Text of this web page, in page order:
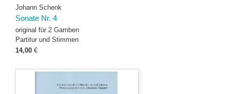
Johann Schenk
Sonate Nr. 4
original für 2 Gamben
Partitur und Stimmen
14,00 €